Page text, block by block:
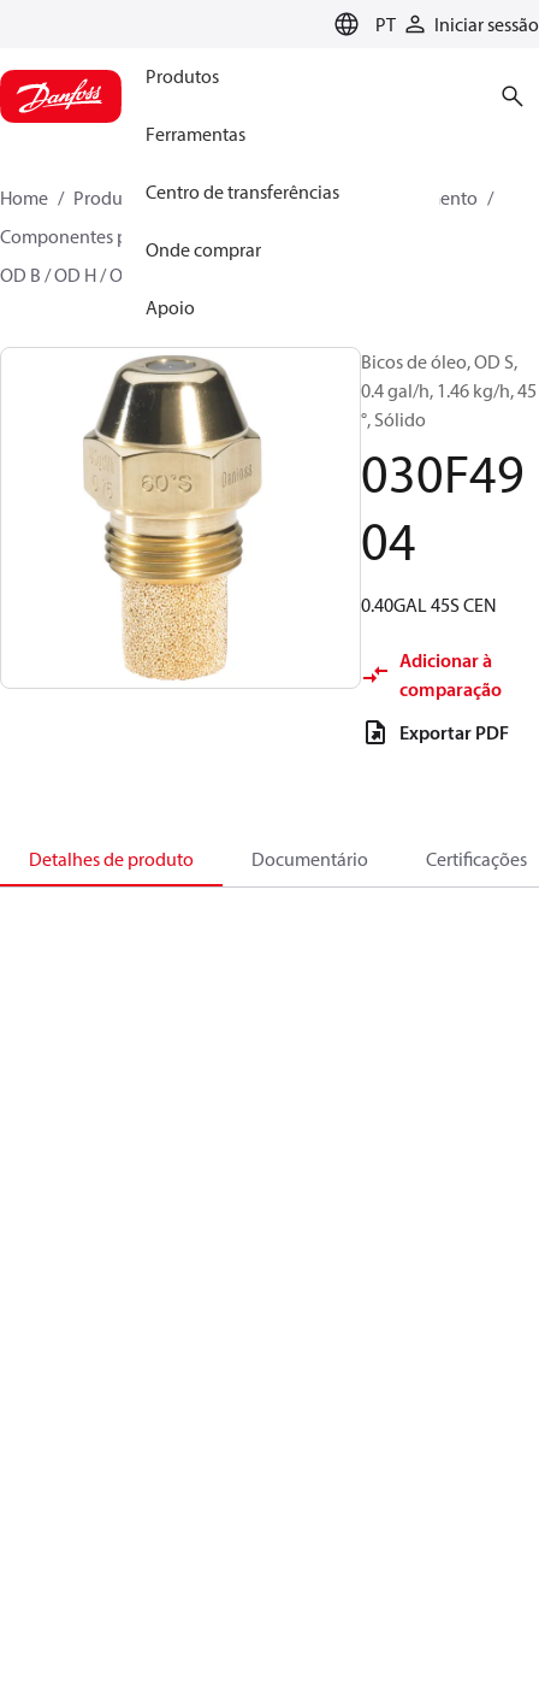
PT Iniciar sessão
Produtos
Ferramentas
Centro de transferências
Onde comprar
Apoio
Home Produtos
Soluções climáticas para aquecimento
Componentes para queimadores
OD B / OD H / OD S
Bicos de óleo, OD S,
0.4 gal/h, 1.46 kg/h, 45
°, Sólido
030F49
04
0.40GAL 45S CEN
Adicionar à
comparação
Exportar PDF
Detalhes de produto Documentário Certificações